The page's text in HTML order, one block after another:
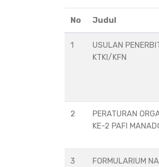
No Judul
1
USULAN
KTKI/KFN
2
PERATURAN
KE-2 PAFI
3 FORMULARIUM